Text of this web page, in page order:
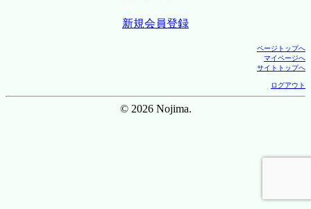
新規会員登録
ページトップへ
マイページへ
サイトトップへ
ログアウト
© 2026 Nojima.